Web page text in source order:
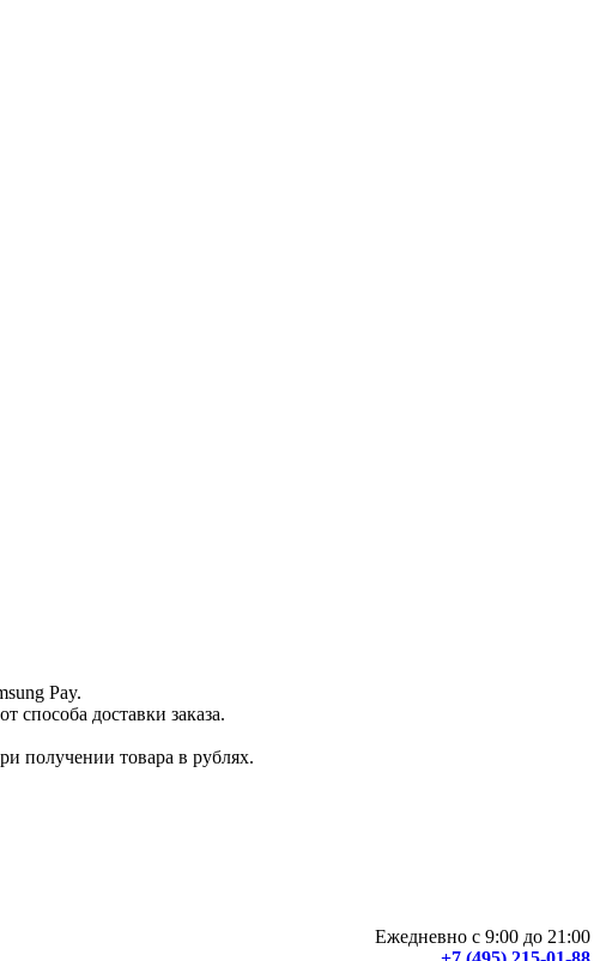
Pay.
способа доставки заказа.
получении товара в рублях.
Ежедневно с 9:00 до 21:00